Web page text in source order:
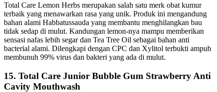
Total Care Lemon Herbs merupakan salah satu merk obat kumur
terbaik yang menawarkan rasa yang unik. Produk ini mengandung
bahan alami Habbatussauda yang membantu menghilangkan bau
tidak sedap di mulut. Kandungan lemon-nya mampu memberikan
sensasi nafas lebih segar dan Tea Tree Oil sebagai bahan anti
bacterial alami. Dilengkapi dengan CPC dan Xylitol terbukti ampuh
membunuh 99% virus dan bakteri yang ada di mulut.
15. Total Care Junior Bubble Gum Strawberry Anti
Cavity Mouthwash